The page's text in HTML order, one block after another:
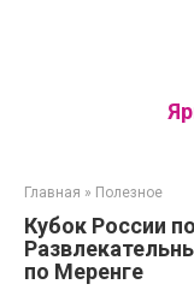
Главная » Полезное
Кубок России
по Меренге